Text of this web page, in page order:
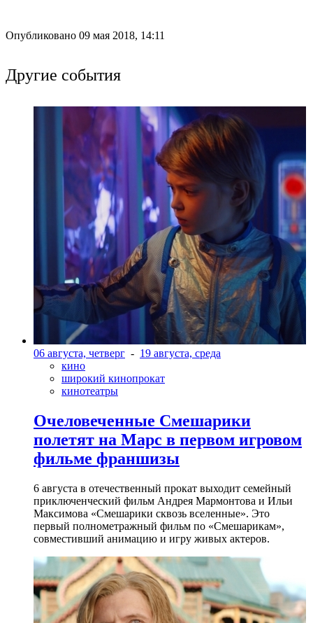
Опубликовано 09 мая 2018, 14:11
Другие события
06 августа, четверг - 19 августа, среда
кино
широкий кинопрокат
кинотеатры
Очеловеченные Смешарики
полетят на Марс в первом игровом
фильме франшизы
6 августа в отечественный прокат выходит семейный
приключенческий фильм Андрея Мармонтова и Ильи
Максимова «Смешарики сквозь вселенные». Это
первый полнометражный фильм по «Смешарикам»,
совместивший анимацию и игру живых актеров.